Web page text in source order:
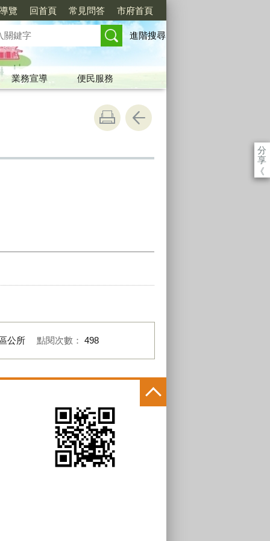
覽 回首頁 常見問答 市府首頁
進階搜尋
業務宣導 便民服務
分
享
《
公所 點閱次數： 498